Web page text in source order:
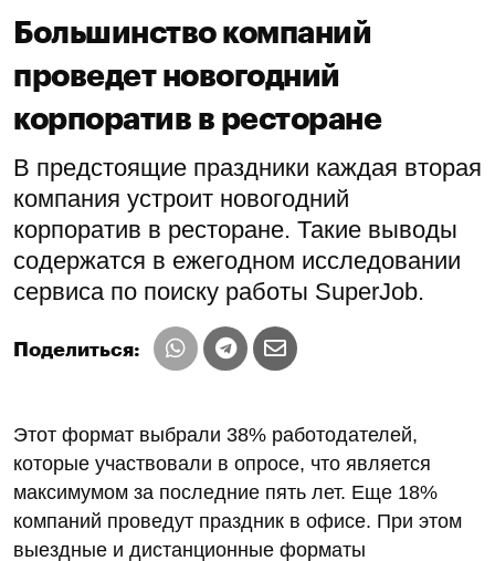
Большинство компаний
проведет новогодний
корпоратив в ресторане
В предстоящие праздники каждая вторая
компания устроит новогодний
корпоратив в ресторане. Такие выводы
содержатся в ежегодном исследовании
сервиса по поиску работы SuperJob.
Поделиться:
Этот формат выбрали 38% работодателей,
которые участвовали в опросе, что является
максимумом за последние пять лет. Еще 18%
компаний проведут праздник в офисе. При этом
выездные и дистанционные форматы